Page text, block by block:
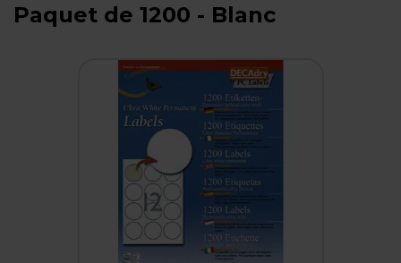
Paquet de 1200 - Blanc